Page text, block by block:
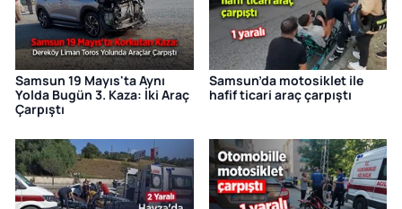
Samsun 19 Mayıs'ta Aynı
Yolda Bugün 3. Kaza: İki Araç
Çarpıştı
Samsun’da motosiklet ile
hafif ticari araç çarpıştı